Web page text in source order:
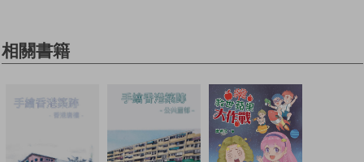
相關書籍